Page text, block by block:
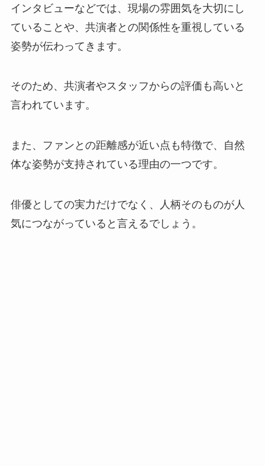
インタビューなどでは、現場の雰囲気を大切にし
ていることや、共演者との関係性を重視している
姿勢が伝わってきます。
そのため、共演者やスタッフからの評価も高いと
言われています。
また、ファンとの距離感が近い点も特徴で、自然
体な姿勢が支持されている理由の一つです。
俳優としての実力だけでなく、人柄そのものが人
気につながっていると言えるでしょう。